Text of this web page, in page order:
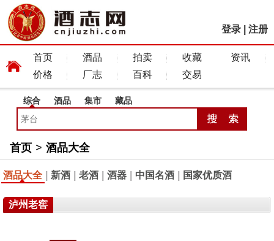
登录 注册
首页 酒品 拍卖 收藏
资讯
价格
厂志 百科 交易
综合 酒品 集市 藏品
首页 > 酒品大全
酒品大全 新酒 老酒 酒器 中国名酒 国家优质酒
泸州老窖